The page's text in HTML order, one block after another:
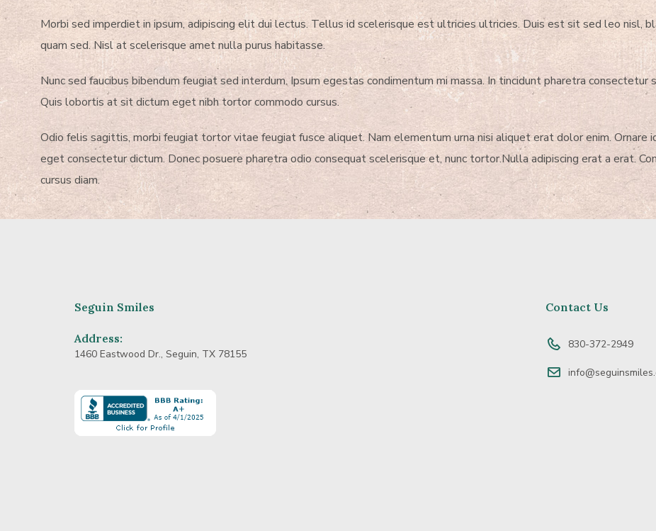
Morbi sed imperdiet in ipsum, adipiscing elit dui lectus. Tellus id scelerisque est ultricies ultricies. Duis est sit sed leo nisl,
quam sed. Nisl at scelerisque amet nulla purus habitasse.
Nunc sed faucibus bibendum feugiat sed interdum. Ipsum egestas condimentum mi massa. In tincidunt pharetra
Quis lobortis at sit dictum eget nibh tortor commodo cursus.
Odio felis sagittis, morbi feugiat tortor vitae feugiat fusce aliquet. Nam elementum urna nisi aliquet erat dolor enim. Ornare
eget consectetur dictum. Donec posuere pharetra odio consequat scelerisque et, nunc tortor.Nulla adipiscing erat a erat.
cursus diam.
Seguin Smiles
Address:
1460 Eastwood Dr., Seguin, TX 78155
Contact Us
830-372-2949